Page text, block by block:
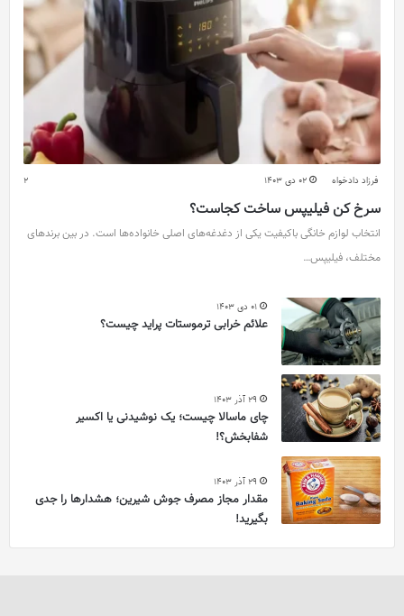
فرزاد دادخواه 02 دی 1403 2
سرخ کن فیلیپس ساخت کجاست؟
انتخاب لوازم خانگی باکیفیت یکی از دغدغه‌های اصلی خانواده‌ها است. در بین برندهای
مختلف، فیلیپس…
01 دی 1403
علائم خرابی ترموستات پراید چیست؟
29 آذر 1403
چای ماسالا چیست؛ یک نوشیدنی یا اکسیر
شفابخش؟!
29 آذر 1403
مقدار مجاز مصرف جوش شیرین؛ هشدارها را جدی
بگیرید!